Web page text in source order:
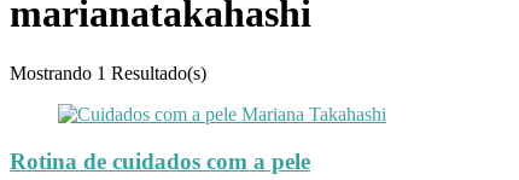
marianatakahashi
Mostrando 1 Resultado(s)
Rotina de cuidados com a pele